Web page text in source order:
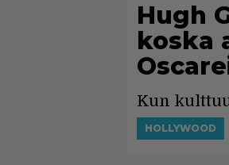
Hugh
koska
Kun
HOLLYWOOD